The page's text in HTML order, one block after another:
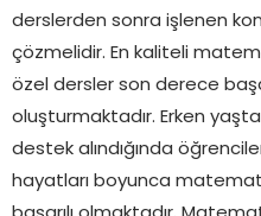
derslerden sonra işlenen
çözmelidir. En kaliteli
özel dersler son derece
oluşturmaktadır. Erken
destek alındığında
hayatları boyunca